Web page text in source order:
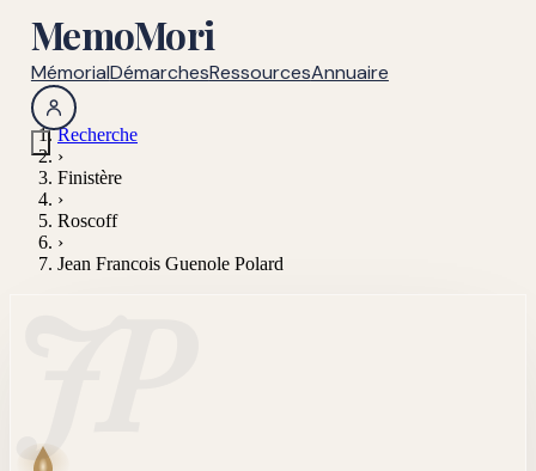
MemoMori
MémorialDémarchesRessourcesAnnuaire
Recherche
›
Finistère
›
Roscoff
›
Jean Francois Guenole Polard